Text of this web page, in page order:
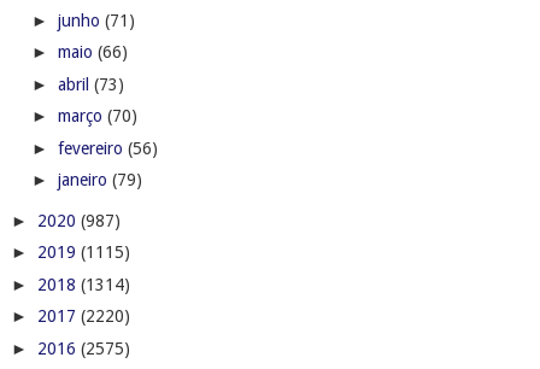
► junho (71)
► maio (66)
► abril (73)
► março (70)
► fevereiro (56)
► janeiro (79)
► 2020 (987)
► 2019 (1115)
► 2018 (1314)
► 2017 (2220)
► 2016 (2575)